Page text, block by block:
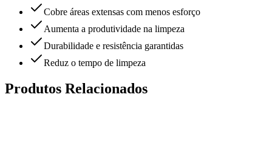
Cobre áreas extensas com menos esforço
Aumenta a produtividade na limpeza
Durabilidade e resistência garantidas
Reduz o tempo de limpeza
Produtos Relacionados